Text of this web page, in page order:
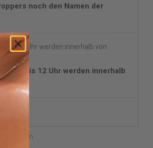
noch den Namen der
bis 12 Uhr werden innerhalb